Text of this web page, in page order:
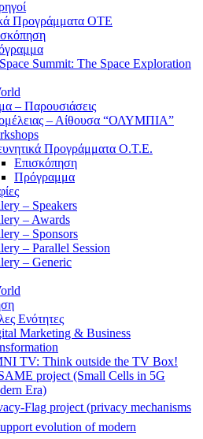
Προγράμματα ΟΤΕ
Summit: The Space Exploration
– Παρουσιάσεις
– Αίθουσα “ΟΛΥΜΠΙΑ”
Προγράμματα Ο.Τ.Ε.
Επισκόπηση
Πρόγραμμα
– Speakers
– Awards
– Sponsors
– Parallel Session
– Generic
Ενότητες
Marketing & Business
TV: Think outside the TV Box!
project (Small Cells in 5G
Era)
Flag project (privacy mechanisms
evolution of modern